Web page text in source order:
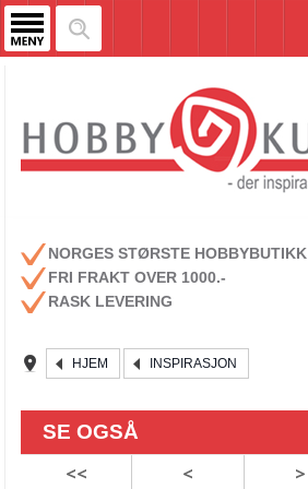
NORGES STØRSTE HOBBYBUTIKK
FRI FRAKT OVER 1000.-
RASK LEVERING
HJEM INSPIRASJON
SE OGSÅ
Den nye trenden - MY BEADS på vei opp!
<< < >